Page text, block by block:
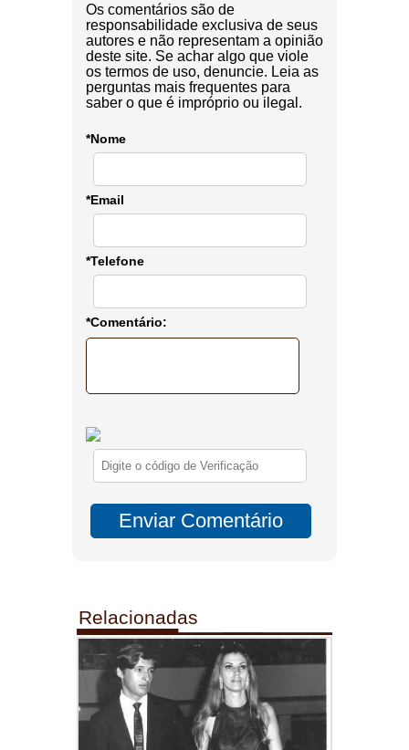
Os comentários são de
responsabilidade exclusiva de seus
autores e não representam a opinião
deste site. Se achar algo que viole
os termos de uso, denuncie. Leia as
perguntas mais frequentes para
saber o que é impróprio ou ilegal.
*Nome
*Email
*Telefone
*Comentário:
Relacionadas